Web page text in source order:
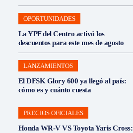
OPORTUNIDADES
La YPF del Centro activó los
descuentos para este mes de agosto
LANZAMIENTOS
El DFSK Glory 600 ya llegó al país:
cómo es y cuánto cuesta
PRECIOS OFICIALES
Honda WR-V VS Toyota Yaris Cross: